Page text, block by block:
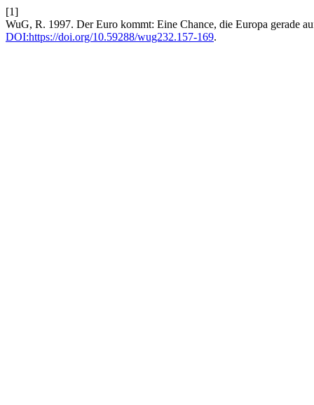
[1]
WuG, R. 1997. Der Euro kommt: Eine Chance, die Europa gerade
DOI:https://doi.org/10.59288/wug232.157-169.